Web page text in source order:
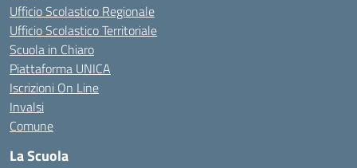
Ufficio Scolastico Regionale
Ufficio Scolastico Territoriale
Scuola in Chiaro
Piattaforma UNICA
Iscrizioni On Line
Invalsi
Comune
La Scuola